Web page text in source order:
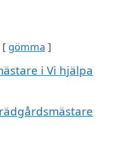
gömma
i Vi hjälpa